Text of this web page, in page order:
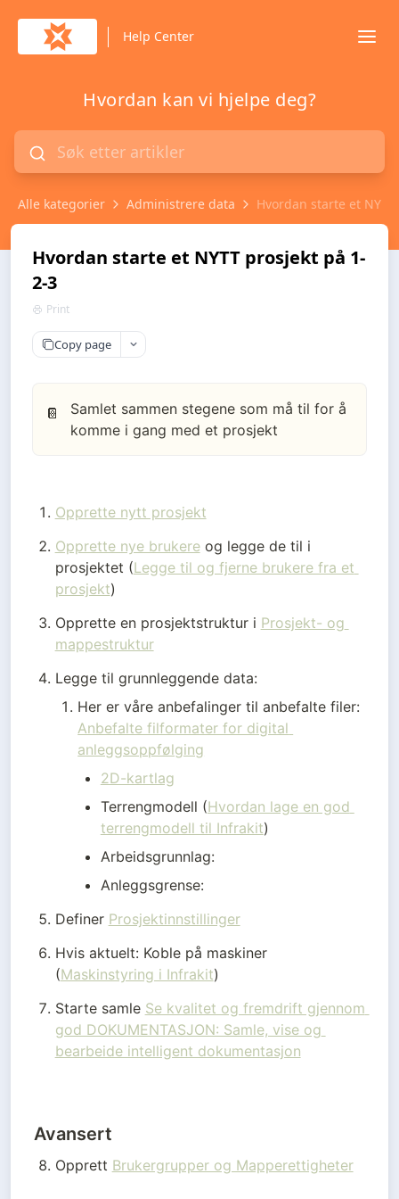
Help Center
Hvordan kan vi hjelpe deg?
Alle kategorier Administrere data Hvordan starte et
Hvordan starte et NYTT prosjekt på 1-
2-3
Print
Copy page
📔
Samlet sammen stegene som må til for å
komme i gang med et prosjekt
Opprette nytt prosjekt
Opprette nye brukere og legge de til i
prosjektet (Legge til og fjerne brukere fra et
prosjekt)
Opprette en prosjektstruktur i Prosjekt- og
mappestruktur
Legge til grunnleggende data:
Anbefalte filformater for digital
anleggsoppfølging
2D-kartlag
Terrengmodell (Hvordan lage en god
terrengmodell til Infrakit)
Arbeidsgrunnlag:
Anleggsgrense:
Definer Prosjektinnstillinger
Hvis aktuelt: Koble på maskiner
(Maskinstyring i Infrakit)
Starte samle Se kvalitet og fremdrift gjennom
god DOKUMENTASJON: Samle, vise og
bearbeide intelligent dokumentasjon
Avansert
Opprett Brukergrupper og Mapperettigheter